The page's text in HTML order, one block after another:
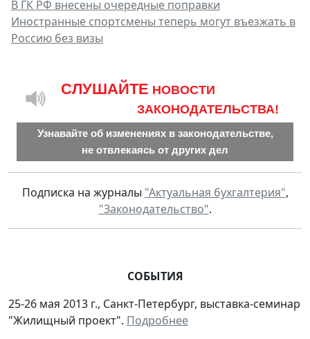
В ГК РФ внесены очередные поправки
Иностранные спортсмены теперь могут въезжать в
Россию без визы
CЛУШАЙТЕ НОВОСТИ
ЗАКОНОДАТЕЛЬСТВА!
Узнавайте об изменениях в законодательстве,
не отвлекаясь от других дел
Подписка на журналы "Актуальная бухгалтерия",
"Законодательство".
СОБЫТИЯ
25-26 мая 2013 г., Санкт-Петербург, выставка-семинар
"Жилищный проект". Подробнее